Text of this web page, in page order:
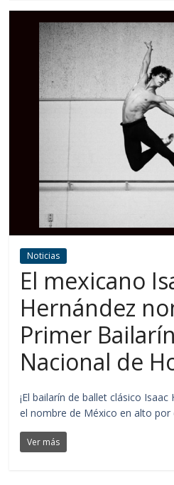
Noticias
El mexicano
Hernández
Primer
Nacional de
¡El bailarín de ballet clásico
el nombre de México en alto por
Ver más